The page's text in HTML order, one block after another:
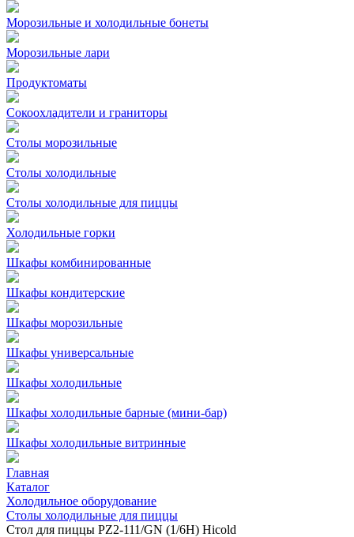
Морозильные и холодильные бонеты
Морозильные лари
Продуктоматы
Сокоохладители и граниторы
Столы морозильные
Столы холодильные
Столы холодильные для пиццы
Холодильные горки
Шкафы комбинированные
Шкафы кондитерские
Шкафы морозильные
Шкафы универсальные
Шкафы холодильные
Шкафы холодильные барные (мини-бар)
Шкафы холодильные витринные
Главная
Каталог
Холодильное оборудование
Столы холодильные для пиццы
Стол для пиццы PZ2-111/GN (1/6H) Hicold